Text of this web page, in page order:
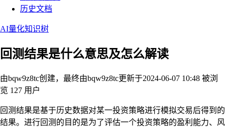
历史文档
AI量化知识树
回测结果是什么意思及怎么解读
由bqw9z8tc创建，最终由bqw9z8tc更新于2024-06-07 10:48 被浏
览 127 用户
回测结果是基于历史数据对某一投资策略进行模拟交易后得到的
结果。进行回测的目的是为了评估一个投资策略的盈利能力、风